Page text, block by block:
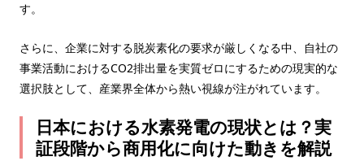
す。
さらに、企業に対する脱炭素化の要求が厳しくなる中、自社の
事業活動におけるCO2排出量を実質ゼロにするための現実的な
選択肢として、産業界全体から熱い視線が注がれています。
日本における水素発電の現状とは？実
証段階から商用化に向けた動きを解説